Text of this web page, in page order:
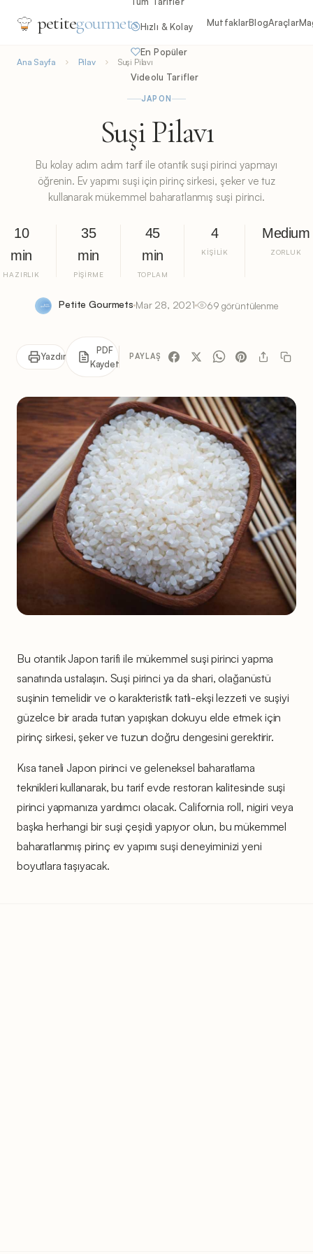
petitegourmets Hızlı & Kolay
En Popüler
Videolu Tarifler
MutfaklarBlogAraçlar
Ana Sayfa Pilav Suşi Pilavı
JAPON
Suşi Pilavı
Bu kolay adım adım tarif ile otantik suşi pirinci yapmayı
öğrenin. Ev yapımı suşi için pirinç sirkesi, şeker ve tuz
kullanarak mükemmel baharatlanmış suşi pirinci.
10
min
HAZIRLIK
35
min
PIŞIRME
45
min
TOPLAM
4
KIŞILIK
Medium
ZORLUK
Petite Gourmets Mar 28, 2021 69 görüntülenme
Yazdır
PDF
Kaydet
PAYLAŞ
Bu otantik Japon tarifi ile mükemmel suşi pirinci yapma
sanatında ustalaşın. Suşi pirinci ya da shari, olağanüstü
suşinin temelidir ve o karakteristik tatlı-ekşi lezzeti ve suşiyi
güzelce bir arada tutan yapışkan dokuyu elde etmek için
pirinç sirkesi, şeker ve tuzun doğru dengesini gerektirir.
Kısa taneli Japon pirinci ve geleneksel baharatlama
teknikleri kullanarak, bu tarif evde restoran kalitesinde suşi
pirinci yapmanıza yardımcı olacak. California roll, nigiri veya
başka herhangi bir suşi çeşidi yapıyor olun, bu mükemmel
baharatlanmış pirinç ev yapımı suşi deneyiminizi yeni
boyutlara taşıyacak.